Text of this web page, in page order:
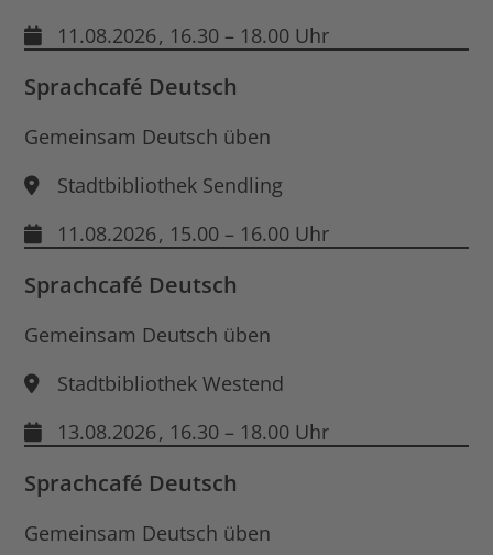
11.08.2026, 16.30 – 18.00 Uhr
Sprachcafé Deutsch
Gemeinsam Deutsch üben
Stadtbibliothek Sendling
11.08.2026, 15.00 – 16.00 Uhr
Sprachcafé Deutsch
Gemeinsam Deutsch üben
Stadtbibliothek Westend
13.08.2026, 16.30 – 18.00 Uhr
Sprachcafé Deutsch
Gemeinsam Deutsch üben